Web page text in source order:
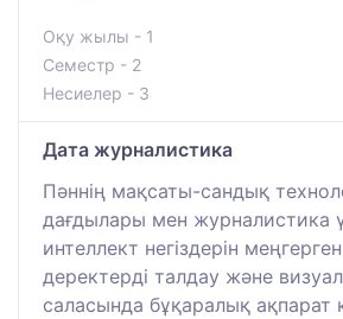
Оқу жылы - 1
Семестр - 2
Несиелер - 3
Дата журналистика
Пәннің мақсаты-сандық
дағдылары мен журналистика
интеллект негіздерін
деректерді талдау және
саласында бұқаралық ақпарат